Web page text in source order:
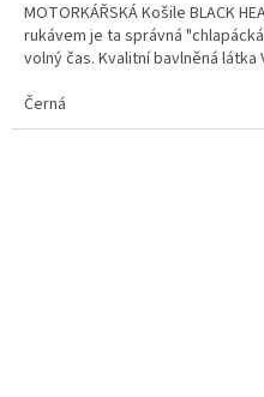
MOTORKÁŘSKÁ Košile BLACK
rukávem je ta správná
volný čas. Kvalitní bavlněná látka
Černá